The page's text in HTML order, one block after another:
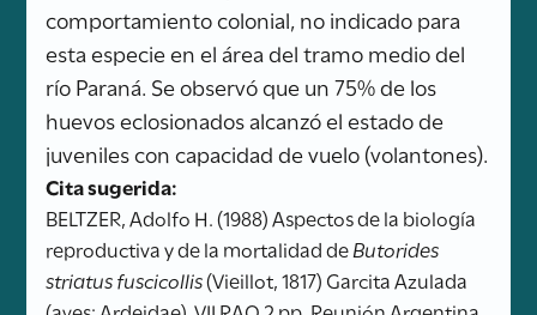
comportamiento colonial, no indicado para
esta especie en el área del tramo medio del
río Paraná. Se observó que un 75% de los
huevos eclosionados alcanzó el estado de
juveniles con capacidad de vuelo (volantones).
Cita sugerida:
BELTZER, Adolfo H. (1988) Aspectos de la biología
reproductiva y de la mortalidad deButorides
striatus fuscicollis(Vieillot, 1817) Garcita Azulada